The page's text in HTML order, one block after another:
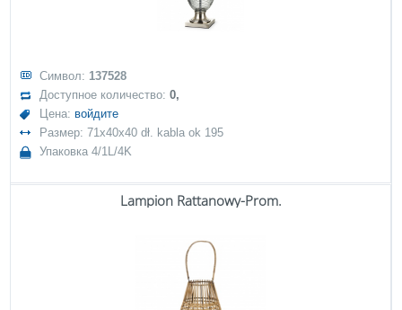
Символ: 137528
Доступное количество:0,
Цена: войдите
Размер: 71x40x40 dł. kabla ok 195
Упаковка 4/1L/4K
Lampion Rattanowy-Prom.